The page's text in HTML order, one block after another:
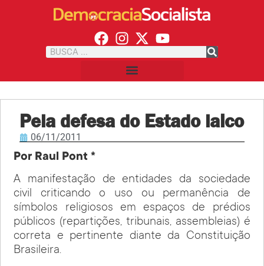
Pela defesa do Estado laico
06/11/2011
Por Raul Pont *
A manifestação de entidades da sociedade
civil criticando o uso ou permanência de
símbolos religiosos em espaços de prédios
públicos (repartições, tribunais, assembleias) é
correta e pertinente diante da Constituição
Brasileira.